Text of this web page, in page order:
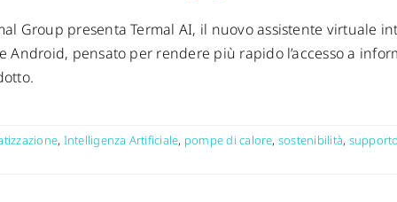
Group presenta Termal AI, il nuovo assistente virtuale
Android, pensato per rendere più rapido l’accesso a
, Intelligenza Artificiale, pompe di calore, sostenibilità,